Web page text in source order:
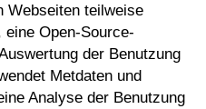
Webseiten teilweise
eine Open-Source-
der Benutzung
Metdaten und
Analyse der Benutzung